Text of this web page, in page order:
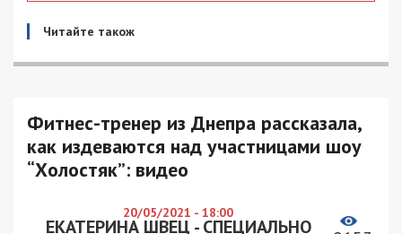
Читайте також
Фитнес-тренер из Днепра рассказала,
как издеваются над участницами шоу
“Холостяк”: видео
20/05/2021 - 18:00
ЕКАТЕРИНА ШВЕЦ - СПЕЦИАЛЬНО